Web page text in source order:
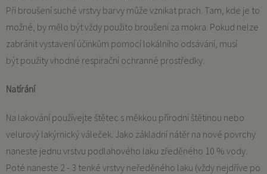
Při broušení suché vrstvy barvy může vznikat prach. Tam, kde je to
možné, by mělo být vždy použito broušení za mokra. Pokud nelze
zabránit vystavení účinkům pomocí lokálního odsávání, musí
být použity vhodné respirační ochranné prostředky.
Natírání
Na lakování používejte štětec s měkkou přírodní štětinou nebo
velurový lakýrnický váleček. Jako základní nátěr na nové povrchy
naneste jednu vrstvu podlahového laku zředěného 10 % vody.
Poté naneste 2 - 3 tenké vrstvy neředěného laku (vždy nejdříve po